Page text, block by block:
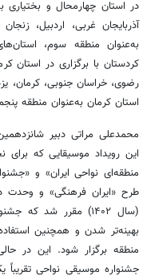
در استان چهارمحال و بختیاری
آذربایجان غربی، اردبیل،
به‌عنوان منطقه سوم،
کردستان با برگزاری در استان
رضوی، خراسان جنوبی، کرمان،
استان کرمان به‌عنوان منطقه
محمدعلی مراتیدبیر
منطقه‌ای نواحی ایران» و
طرح «ایران فرهنگی» و وحدت
(سال ۱۴۰۲) مقرر شد
بهینه‌تر شدن و همچنین
منطقه برگزار شود. این در
جشنواره موسیقی نواحی